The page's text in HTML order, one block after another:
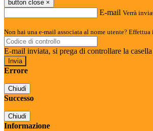
button close ×
E-mail Verrà
Non hai una e-mail associata al nome utente?
E-mail inviata, si prega di controllare la
Errore
Chiudi
Successo
Chiudi
Informazione